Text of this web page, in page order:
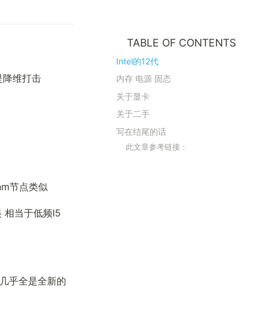
维打击
节点类似
相当于低频I5
乎全是全新的
TABLE OF CONTENTS
Intel的12代
内存 电源 固态
关于显卡
关于二手
写在结尾的话
此文章参考链接：